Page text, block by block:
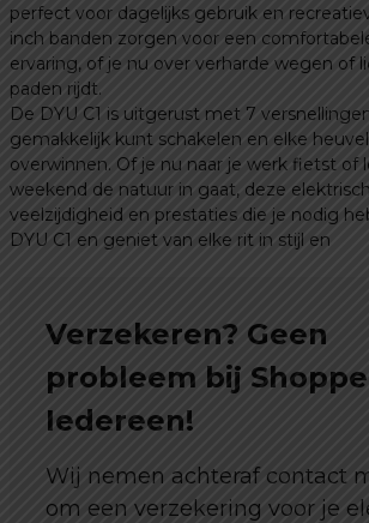
perfect voor dagelijks gebruik en
inch banden zorgen voor een
ervaring, of je nu over verharde wegen of
paden rijdt.
De DYU C1 is uitgerust met 7
gemakkelijk kunt schakelen en elke
overwinnen. Of je nu naar je werk fietst of
weekend de natuur in gaat, deze
veelzijdigheid en prestaties die je nodig
DYU C1 en geniet van elke rit in stijl en
Verzekeren? Geen
probleem bij
Iedereen!
Wij nemen achteraf contact
om een verzekering voor je